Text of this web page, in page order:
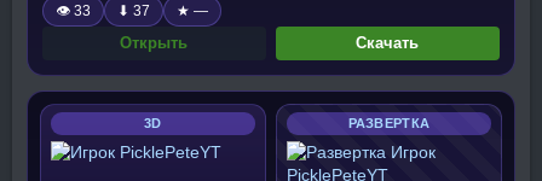
👁 33 ⬇ 37 ★ —
Открыть Скачать
3D РАЗВЕРТКА